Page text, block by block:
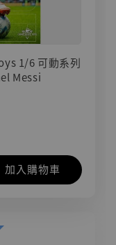
1/6 可動系列
Messi
加入購物車